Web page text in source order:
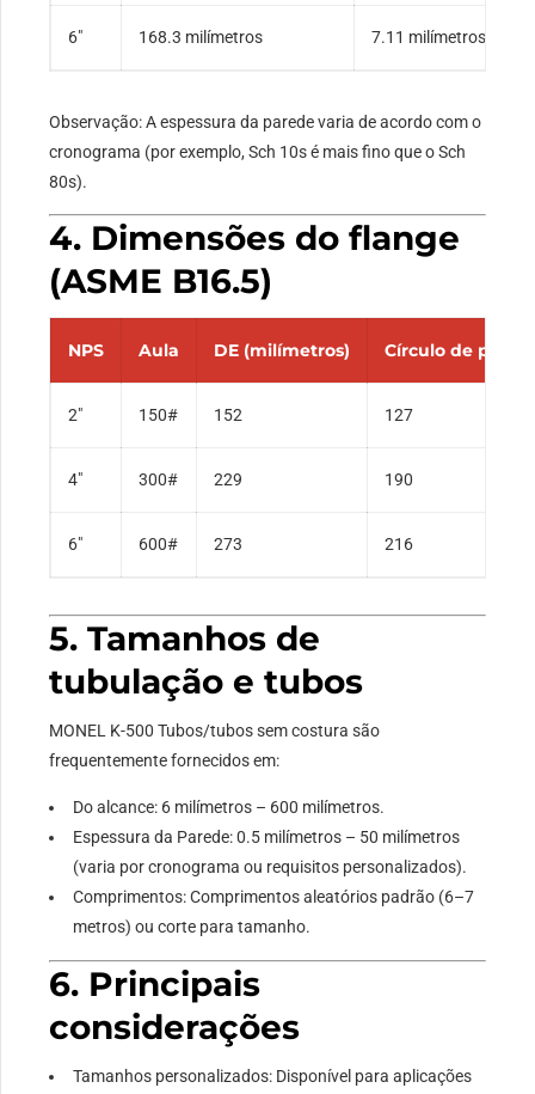
6″ 168.3 milímetros 7.11 milímetros
Observação: A espessura da parede varia de acordo com o
cronograma (por exemplo, Sch 10s é mais fino que o Sch
80s).
4. Dimensões do flange
(ASME B16.5)
NPS Aula DE (milímetros) Círculo de
2″ 150# 152 127
4″ 300# 229 190
6″ 600# 273 216
5. Tamanhos de
tubulação e tubos
MONEL K-500 Tubos/tubos sem costura são
frequentemente fornecidos em:
Do alcance: 6 milímetros – 600 milímetros.
Espessura da Parede: 0.5 milímetros – 50 milímetros
(varia por cronograma ou requisitos personalizados).
Comprimentos: Comprimentos aleatórios padrão (6–7
metros) ou corte para tamanho.
6. Principais
considerações
Tamanhos personalizados: Disponível para aplicações